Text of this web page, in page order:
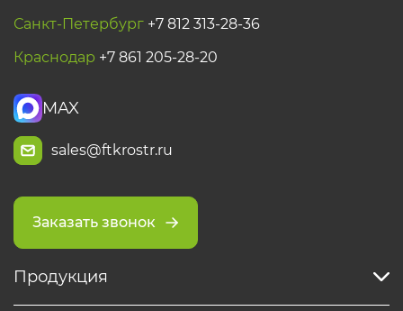
Санкт-Петербург +7 812 313-28-36
Краснодар +7 861 205-28-20
MAX
sales@ftkrostr.ru
Заказать звонок
Продукция